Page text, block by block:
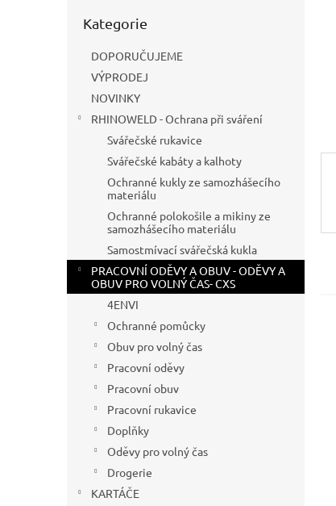
kategorie
Kategorie
DOPORUČUJEME
VÝPRODEJ
NOVINKY
RHINOWELD - Ochrana při sváření
Svářečské rukavice
Svářečské kabáty a kalhoty
Ochranné kukly ze samozhášecího
materiálu
Ochranné polokošile a mikiny ze
samozhášecího materiálu
Samostmívací svářečská kukla
PRACOVNÍ ODĚVY A OBUV - ODĚVY A
OBUV PRO VOLNÝ ČAS- CXS
4ENVI
Ochranné pomůcky
Obuv pro volný čas
Pracovní oděvy
Pracovní obuv
Pracovní rukavice
Doplňky
Oděvy pro volný čas
Drogerie
KARTÁČE